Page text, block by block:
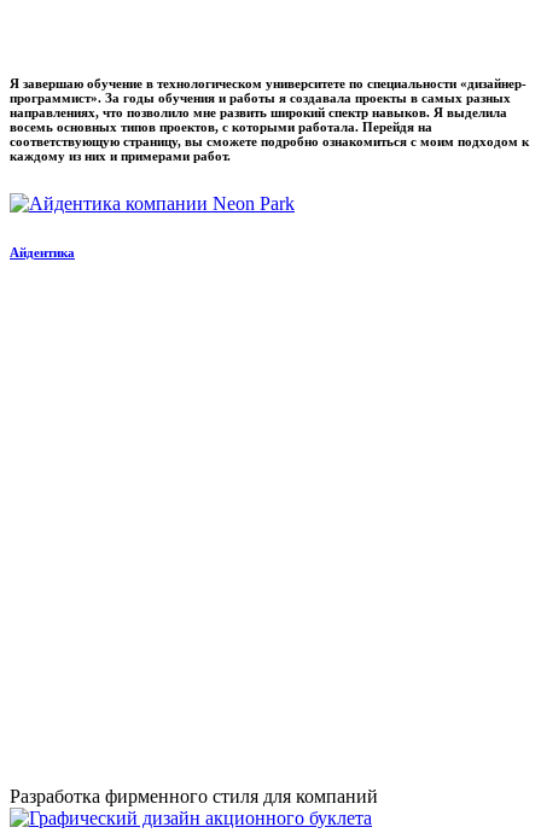
Я завершаю обучение в технологическом университете по специальности «дизайнер-
программист». За годы обучения и работы я создавала проекты в самых разных
направлениях, что позволило мне развить широкий спектр навыков. Я выделила
восемь основных типов проектов, с которыми работала. Перейдя на
соответствующую страницу, вы сможете подробно ознакомиться с моим подходом к
каждому из них и примерами работ.
Айдентика
Разработка фирменного стиля для компаний